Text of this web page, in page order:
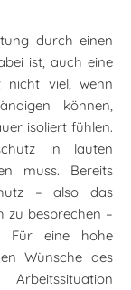
durch einen
ist, auch eine
nicht viel, wenn
können,
isoliert fühlen.
in lauten
muss. Bereits
– also das
zu besprechen –
Für eine hohe
Wünsche des